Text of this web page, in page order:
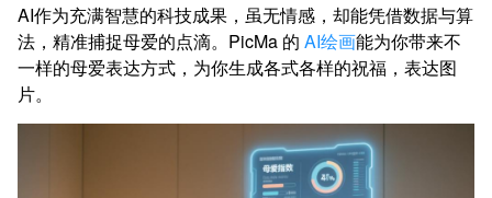
AI作为充满智慧的科技成果，虽无情感，却能凭借数据与算
法，精准捕捉母爱的点滴。PicMa 的 AI绘画能为你带来不
一样的母爱表达方式，为你生成各式各样的祝福，表达图
片。